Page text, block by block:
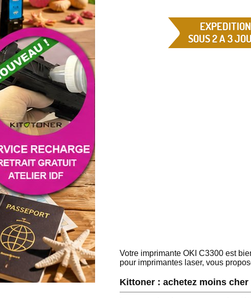
EXPEDITION
SOUS 2 A 3
Votre imprimante OKI C3300 est
pour imprimantes laser, vous
Kittoner : achetez moins